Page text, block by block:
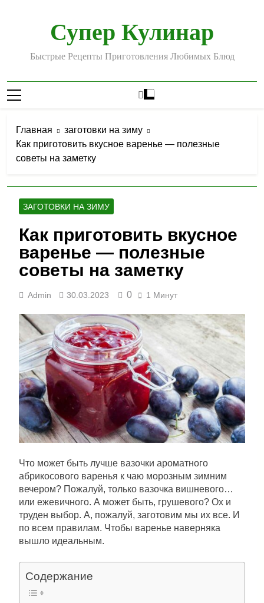
содержимомуСупер Кулинар
Быстрые Рецепты Приготовления Любимых Блюд
Главная
заготовки на зиму
Как приготовить вкусное варенье — полезные
советы на заметку
ЗАГОТОВКИ НА ЗИМУ
Как приготовить вкусное
варенье — полезные
советы на заметку
Admin 30.03.2023 0 1 Минут
Что может быть лучше вазочки ароматного
абрикосового варенья к чаю морозным зимним
вечером? Пожалуй, только вазочка вишневого…
или ежевичного. А может быть, грушевого? Ох и
труден выбор. А, пожалуй, заготовим мы их все. И
по всем правилам. Чтобы варенье наверняка
вышло идеальным.
Содержание